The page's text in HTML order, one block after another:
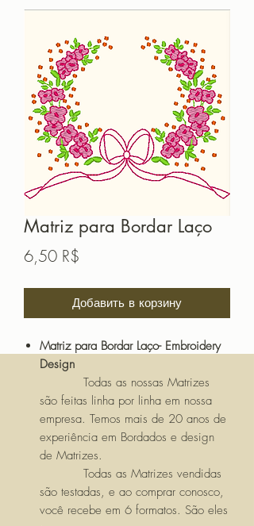
Matriz para Bordar Laço
6,50 R$
Добавить в корзину
Matriz para Bordar Laço- Embroidery
Design
Todas as nossas Matrizes
são feitas linha por linha em nossa
empresa. Temos mais de 20 anos de
experiência em Bordados e design
de Matrizes.
Todas as Matrizes vendidas
são testadas, e ao comprar conosco,
você recebe em 6 formatos. São eles